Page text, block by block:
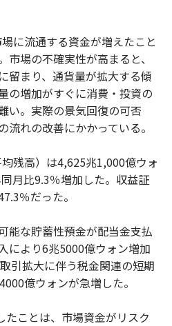
に流通する資金が増えたこと
場の不確実性が高まると、
留まり、通貨量が拡大する傾
の増加がすぐに消費・投資の
い。実際の景気回復の可否
れの改善にかかっている。
残高）は4,625兆1,000億ウォ
月比9.3％増加した。収益証
％だった。
能な貯蓄性預金が配当金支払
により6兆5000億ウォン増加
引拡大に伴う税金関連の短期
億ウォンが急増した。
たことは、市場資金がリスク